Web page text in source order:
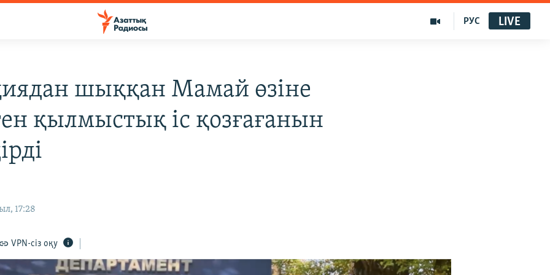
РУС LIVE
шыққан Мамай өзіне
қылмыстық іс қозғағанын
17:28
VPN-сіз оқу